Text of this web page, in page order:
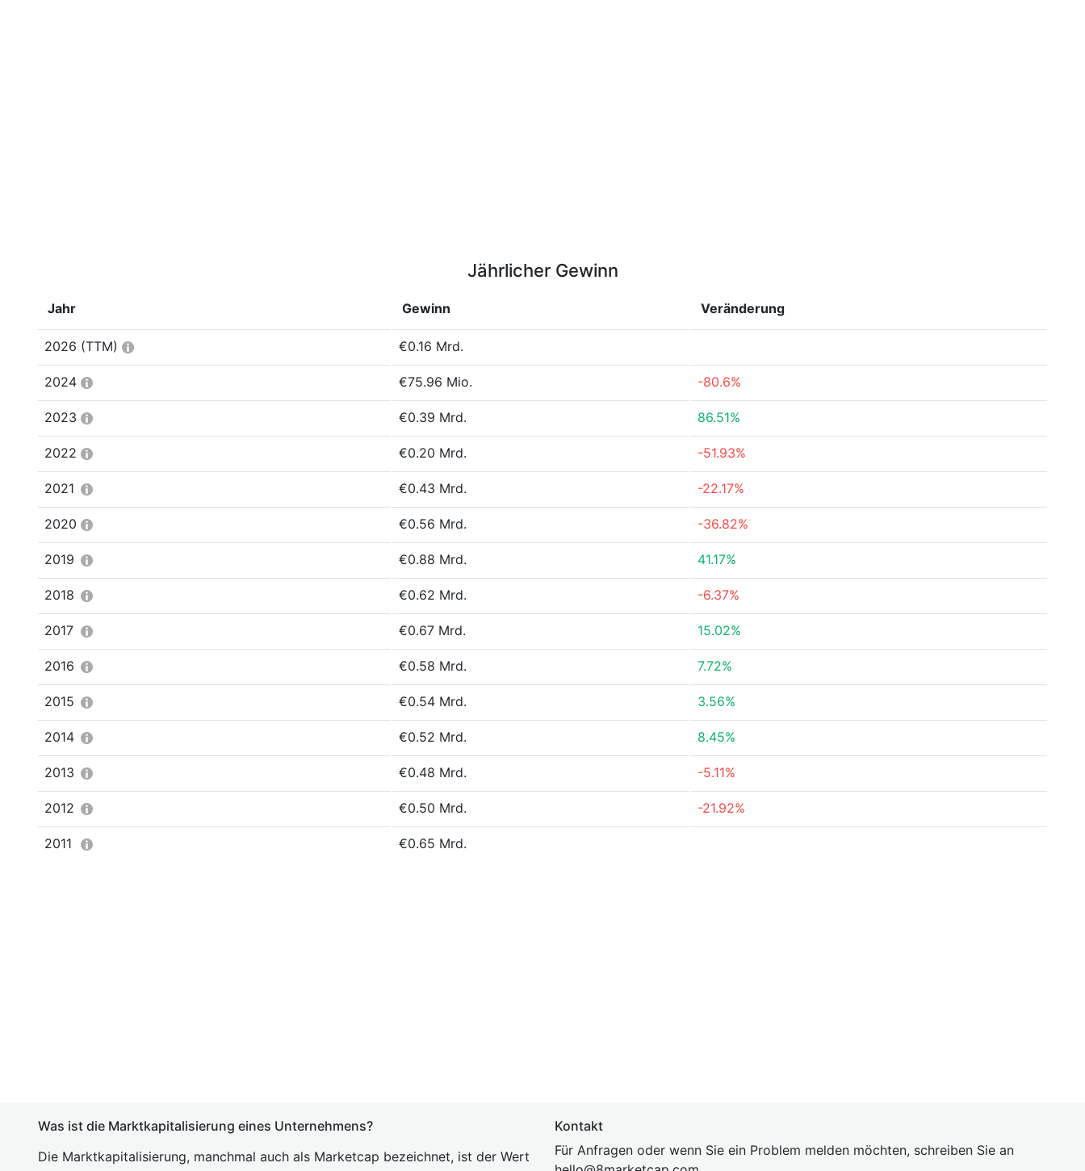
Jährlicher Gewinn
Jahr Gewinn Veränderung
2026 (TTM) €0.16 Mrd.
2024 €75.96 Mio. -80.6%
2023 €0.39 Mrd. 86.51%
2022 €0.20 Mrd. -51.93%
2021 €0.43 Mrd. -22.17%
2020 €0.56 Mrd. -36.82%
2019 €0.88 Mrd. 41.17%
2018 €0.62 Mrd. -6.37%
2017 €0.67 Mrd. 15.02%
2016 €0.58 Mrd. 7.72%
2015 €0.54 Mrd. 3.56%
2014 €0.52 Mrd. 8.45%
2013 €0.48 Mrd. -5.11%
2012 €0.50 Mrd. -21.92%
2011 €0.65 Mrd.
Was ist die Marktkapitalisierung eines Unternehmens?
Die Marktkapitalisierung, manchmal auch als Marketcap bezeichnet, ist der Wert
Kontakt
Für Anfragen oder wenn Sie ein Problem melden möchten, schreiben Sie an